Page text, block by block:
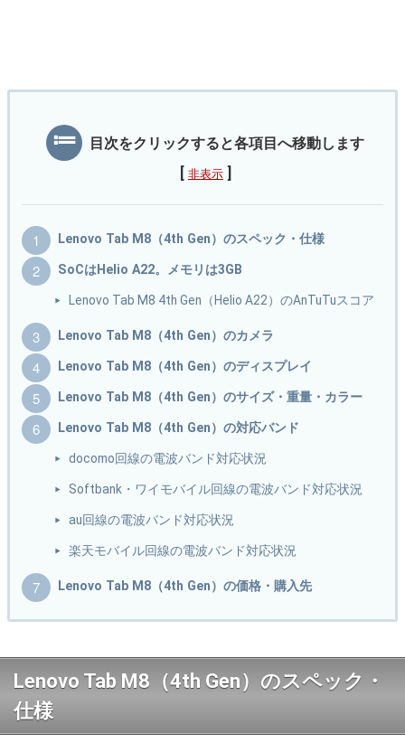
目次をクリックすると各項目へ移動します
非表示
Lenovo Tab M8（4th Gen）のスペック・仕様
SoCはHelio A22。メモリは3GB
Lenovo Tab M8 4th Gen（Helio A22）のAnTuTuスコア
Lenovo Tab M8（4th Gen）のカメラ
Lenovo Tab M8（4th Gen）のディスプレイ
Lenovo Tab M8（4th Gen）のサイズ・重量・カラー
Lenovo Tab M8（4th Gen）の対応バンド
docomo回線の電波バンド対応状況
Softbank・ワイモバイル回線の電波バンド対応状況
au回線の電波バンド対応状況
楽天モバイル回線の電波バンド対応状況
Lenovo Tab M8（4th Gen）の価格・購入先
Lenovo Tab M8（4th Gen）のスペック・
仕様